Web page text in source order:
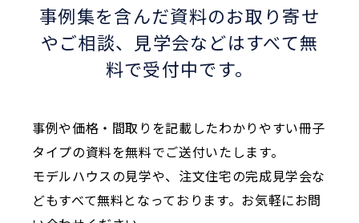
事例集を含んだ資料のお取り寄せ
やご相談、
見学会などはすべて無
料で受付中です。
事例や価格・間取りを記載したわかりやすい冊子
タイプの資料を無料でご送付いたします。
モデルハウスの見学や、注文住宅の完成見学会な
どもすべて無料となっております。お気軽にお問